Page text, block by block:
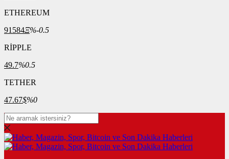
ETHEREUM
91584Ξ%-0.5
RİPPLE
49.7%0.5
TETHER
47.67$%0